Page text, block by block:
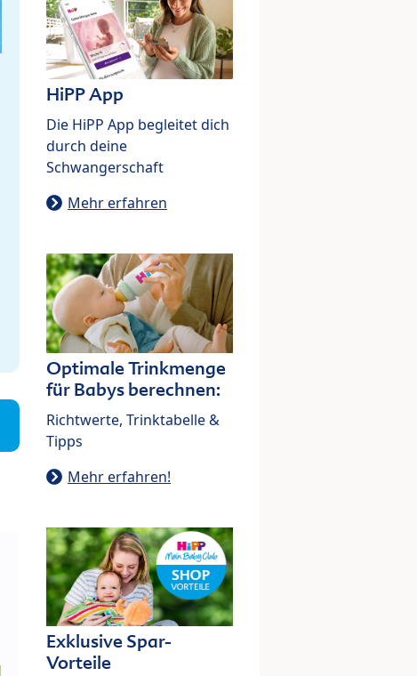
HiPP App
Die HiPP App begleitet dich
durch deine
Schwangerschaft
Mehr erfahren
Optimale Trinkmenge
für Babys berechnen:
Richtwerte, Trinktabelle &
Tipps
Mehr erfahren!
Exklusive Spar-
Vorteile